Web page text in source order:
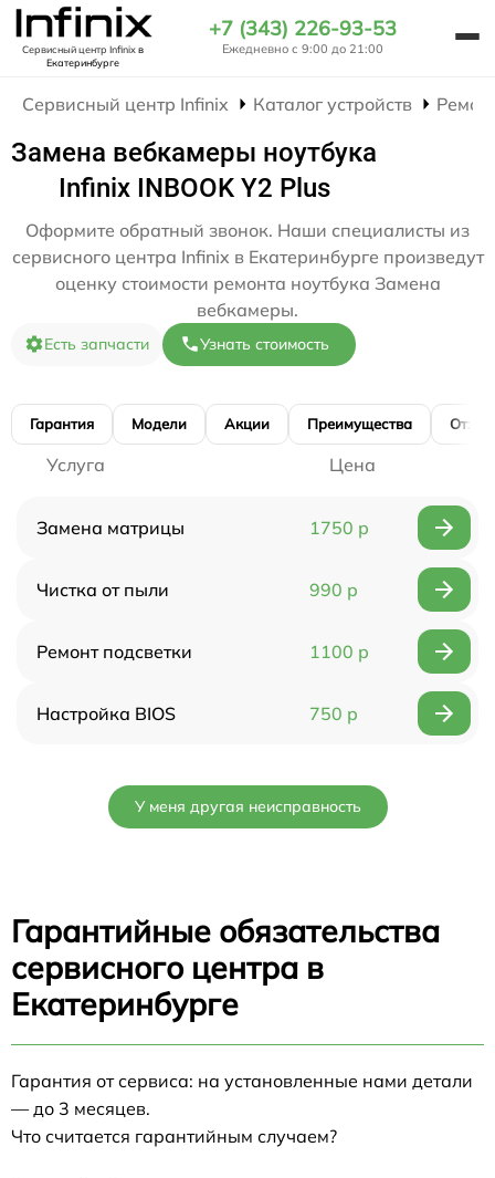
Сервисный центр Infinixв
Екатеринбурге
+7 (343) 226-93-53
Ежедневно с 9:00 до 21:00
Сервисный центр Infinix Каталог устройств
Замена вебкамеры ноутбука
Infinix INBOOK Y2 Plus
Оформите обратный звонок. Наши специалисты из
сервисного центра Infinix в Екатеринбурге произведут
оценку стоимости ремонта ноутбука Замена
вебкамеры.
Есть запчасти Узнать стоимость
Гарантия Модели Акции Преимущества
Услуга Цена
Замена матрицы 1750 р
Чистка от пыли 990 р
Ремонт подсветки 1100 р
Настройка BIOS 750 р
У меня другая неисправность
Гарантийные обязательства
сервисного центра в
Екатеринбурге
Гарантия от сервиса: на установленные нами детали
— до 3 месяцев.
Что считается гарантийным случаем?